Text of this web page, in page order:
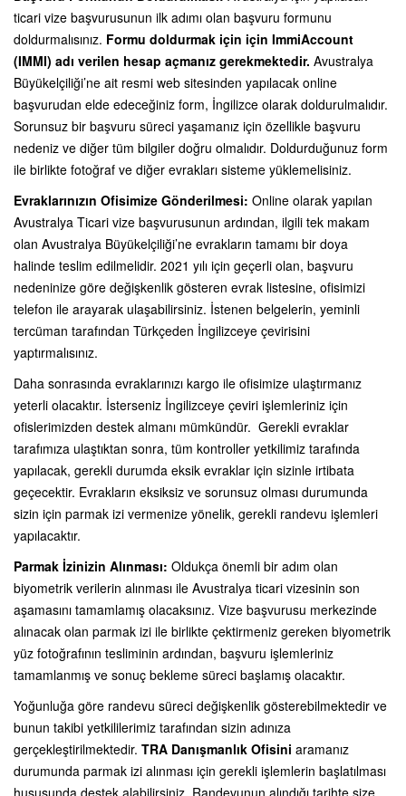
ticari vize başvurusunun ilk adımı olan başvuru formunu
doldurmalısınız. Formu doldurmak için için ImmiAccount
(IMMI) adı verilen hesap açmanız gerekmektedir. Avustralya
Büyükelçiliği’ne ait resmi web sitesinden yapılacak online
başvurudan elde edeceğiniz form, İngilizce olarak doldurulmalıdır.
Sorunsuz bir başvuru süreci yaşamanız için özellikle başvuru
nedeniz ve diğer tüm bilgiler doğru olmalıdır. Doldurduğunuz form
ile birlikte fotoğraf ve diğer evrakları sisteme yüklemelisiniz.
Evraklarınızın Ofisimize Gönderilmesi: Online olarak yapılan
Avustralya Ticari vize başvurusunun ardından, ilgili tek makam
olan Avustralya Büyükelçiliği’ne evrakların tamamı bir doya
halinde teslim edilmelidir. 2021 yılı için geçerli olan, başvuru
nedeninize göre değişkenlik gösteren evrak listesine, ofisimizi
telefon ile arayarak ulaşabilirsiniz. İstenen belgelerin, yeminli
tercüman tarafından Türkçeden İngilizceye çevirisini
yaptırmalısınız.
Daha sonrasında evraklarınızı kargo ile ofisimize ulaştırmanız
yeterli olacaktır. İsterseniz İngilizceye çeviri işlemleriniz için
ofislerimizden destek almanı mümkündür. Gerekli evraklar
tarafımıza ulaştıktan sonra, tüm kontroller yetkilimiz tarafında
yapılacak, gerekli durumda eksik evraklar için sizinle irtibata
geçecektir. Evrakların eksiksiz ve sorunsuz olması durumunda
sizin için parmak izi vermenize yönelik, gerekli randevu işlemleri
yapılacaktır.
Parmak İzinizin Alınması: Oldukça önemli bir adım olan
biyometrik verilerin alınması ile Avustralya ticari vizesinin son
aşamasını tamamlamış olacaksınız. Vize başvurusu merkezinde
alınacak olan parmak izi ile birlikte çektirmeniz gereken biyometrik
yüz fotoğrafının tesliminin ardından, başvuru işlemleriniz
tamamlanmış ve sonuç bekleme süreci başlamış olacaktır.
Yoğunluğa göre randevu süreci değişkenlik gösterebilmektedir ve
bunun takibi yetkililerimiz tarafından sizin adınıza
gerçekleştirilmektedir. TRA Danışmanlık Ofisini aramanız
durumunda parmak izi alınması için gerekli işlemlerin başlatılması
hususunda destek alabilirsiniz. Randevunun alındığı tarihte size